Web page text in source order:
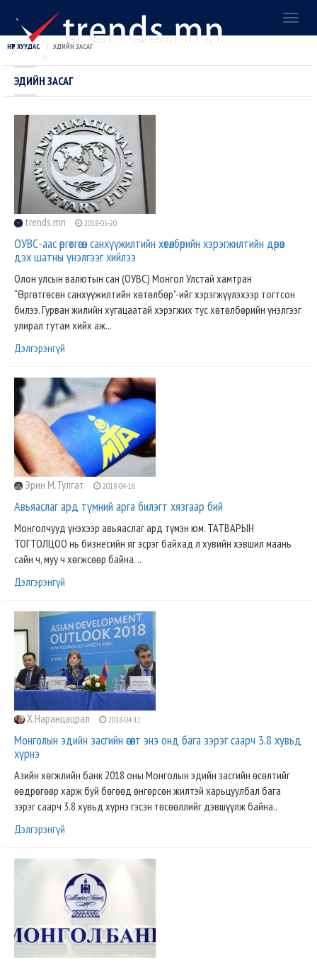
НҮҮР ХУУДАС ЭДИЙН ЗАСАГ
ЭДИЙН ЗАСАГ
trends.mn 2018-05-20
ОУВС-аас өргөтгөсөн санхүүжилтийн хөтөлбөрийн хэрэгжилтийн дөрөв
дэх шатны үнэлгээг хийлээ
Олон улсын валютын сан (ОУВС) Монгол Улстай хамтран
“Өргөтгөсөн санхүүжилтийн хөтөлбөр”-ийг хэрэгжүүлэхээр тогтсон
билээ. Гурван жилийн хугацаатай хэрэгжих тус хөтөлбөрийн үнэлгээг
улирал тутам хийх аж...
Дэлгэрэнгүй
Эрин М.Тулгат 2018-04-16
Авьяаслаг ард түмний арга билэгт хязгаар бий
Монголчууд үнэхээр авьяаслаг ард түмэн юм. ТАТВАРЫН
ТОГТОЛЦОО нь бизнесийн яг эсрэг байхад л хувийн хэвшил маань
сайн ч, муу ч хөгжсөөр байна. ..
Дэлгэрэнгүй
Х.Наранцацрал 2018-04-11
Монголын эдийн засгийн өсөлт энэ онд бага зэрэг саарч 3.8 хувьд
хүрнэ
Азийн хөгжлийн банк 2018 оны Монголын эдийн засгийн өсөлтийг
өөдрөгөөр харж буй бөгөөд өнгөрсөн жилтэй харьцуулбал бага
зэрэг саарч 3.8 хувьд хүрнэ гэсэн төсөөллийг дэвшүүлж байна..
Дэлгэрэнгүй